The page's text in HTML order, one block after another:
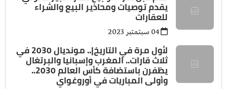
يقدم توصيات ومحاذير البيع والشراء
للعقارات
لأول مرة في التاريخ|.. مونديال 2030 في
ثلاث قارات.. المغرب وإسبانيا والبرتغال
يظفرن باستضافة كأس العالم 2030..
وأولى المباريات في أوروغواي